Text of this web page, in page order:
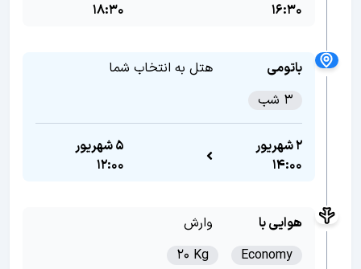
16:30
18:30
باتومی
هتل به انتخاب شما
3 شب
2 شهریور
14:00
5 شهریور
12:00
هوایی با
وارش
Economy
20 Kg